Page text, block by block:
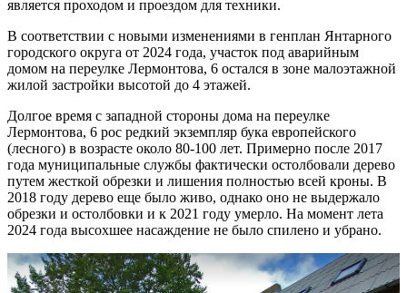
является проходом и проездом для техники.
В соответствии с новыми изменениями в генплан Янтарного
городского округа от 2024 года, участок под аварийным
домом на переулке Лермонтова, 6 остался в зоне малоэтажной
жилой застройки высотой до 4 этажей.
Долгое время с западной стороны дома на переулке
Лермонтова, 6 рос редкий экземпляр бука европейского
(лесного) в возрасте около 80-100 лет. Примерно после 2017
года муниципальные службы фактически остолбовали дерево
путем жесткой обрезки и лишения полностью всей кроны. В
2018 году дерево еще было живо, однако оно не выдержало
обрезки и остолбовки и к 2021 году умерло. На момент лета
2024 года высохшее насаждение не было спилено и убрано.